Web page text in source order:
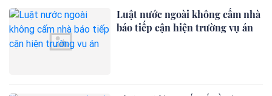
Luật nước ngoài không cấm nhà
báo tiếp cận hiện trường vụ án